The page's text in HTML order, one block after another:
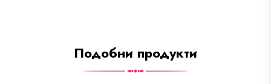
Подобни продукти